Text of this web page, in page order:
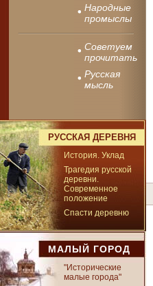
Народные
промыслы
Советуем
прочитать
Русская
мысль
РУССКАЯ ДЕРЕВНЯ
История. Уклад
Трагедия русской
деревни.
Современное
положение
Спасти деревню
МАЛЫЙ ГОРОД
"Исторические
малые города"